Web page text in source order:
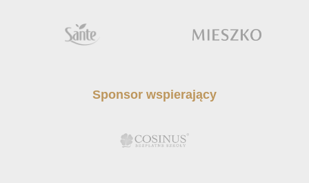
Sponsor wspierający